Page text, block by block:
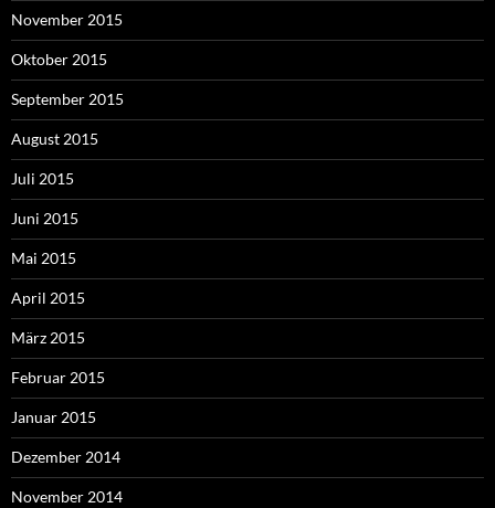
November 2015
Oktober 2015
September 2015
August 2015
Juli 2015
Juni 2015
Mai 2015
April 2015
März 2015
Februar 2015
Januar 2015
Dezember 2014
November 2014